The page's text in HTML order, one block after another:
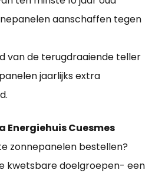
aanschaffen tegen
van de terugdraaiende teller
jaarlijks extra
Energiehuis Cuesmes
zonnepanelen bestellen?
kwetsbare doelgroepen- een